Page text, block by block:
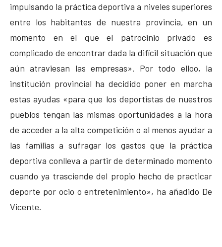
impulsando la práctica deportiva a niveles superiores
entre los habitantes de nuestra provincia, en un
momento en el que el patrocinio privado es
complicado de encontrar dada la difícil situación que
aún atraviesan las empresas». Por todo elloo, la
institución provincial ha decidido poner en marcha
estas ayudas «para que los deportistas de nuestros
pueblos tengan las mismas oportunidades a la hora
de acceder a la alta competición o al menos ayudar a
las familias a sufragar los gastos que la práctica
deportiva conlleva a partir de determinado momento
cuando ya trasciende del propio hecho de practicar
deporte por ocio o entretenimiento», ha añadido De
Vicente.